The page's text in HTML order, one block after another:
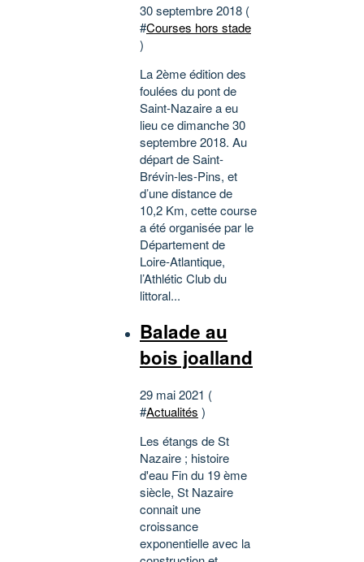
30 septembre 2018 (
#Courses hors stade
)
La 2ème édition des
foulées du pont de
Saint-Nazaire a eu
lieu ce dimanche 30
septembre 2018. Au
départ de Saint-
Brévin-les-Pins, et
d’une distance de
10,2 Km, cette course
a été organisée par le
Département de
Loire-Atlantique,
l’Athlétic Club du
littoral...
Balade au
bois joalland
29 mai 2021 (
#Actualités )
Les étangs de St
Nazaire ; histoire
d'eau Fin du 19 ème
siècle, St Nazaire
connait une
croissance
exponentielle avec la